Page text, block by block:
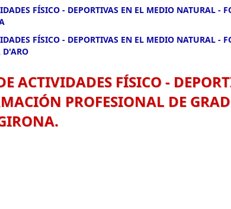
FÍSICO - DEPORTIVAS EN EL MEDIO NATURAL -
FÍSICO - DEPORTIVAS EN EL MEDIO NATURAL -
D'ARO
ACTIVIDADES FÍSICO -
PROFESIONAL DE